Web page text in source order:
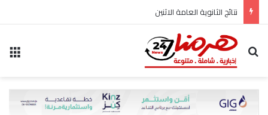
نتائج الثانوية العامة الاثنين
بحث عن